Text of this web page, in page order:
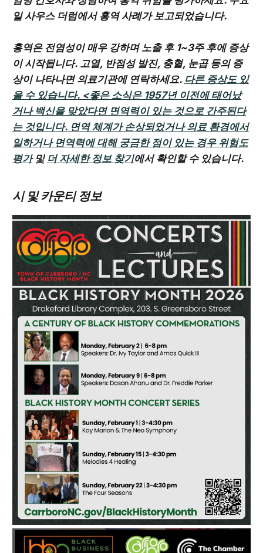
일 사우스 더럼에서 홍역 사례가 보고되었습니다.
홍역은 전염성이 매우 강하며 노출 후 1~3주 후에 증상
이 시작됩니다. 고열, 반점성 발진, 충혈, 눈곱 등의 증
상이 나타나면 의료기관에 연락하세요. 다른 증상도 있
을 수 있습니다. <좋은 소식은 1957년 이전에 태어났
거나 백신을 맞았다면 면역력이 있는 것으로 간주된다
는 것입니다. 면역 체계가 손상되었거나 의료 환경에서
일하거나 면역력에 대해 궁금한 점이 있는 경우 위험도
평가및 더 자세한 정보 찾기에서 확인할 수 있습니다.
시 및 카운티 정보